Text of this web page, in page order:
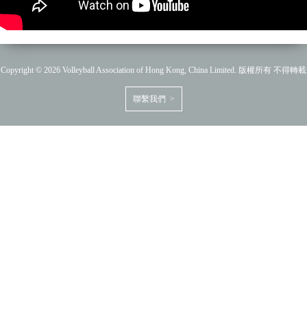
Copyright © 2026 Volleyball Association of Hong Kong, China Limited. 版權所有 不得轉載
聯繫我們 >